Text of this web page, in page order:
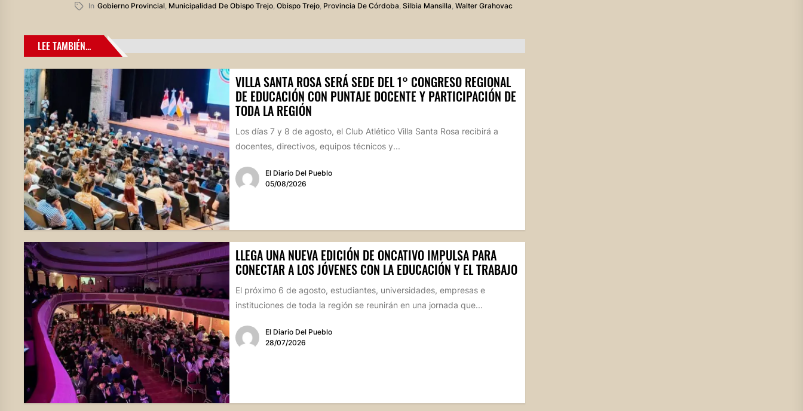
In Gobierno Provincial, Municipalidad De Obispo Trejo, Obispo Trejo, Provincia De Córdoba, Silbia Mansilla, Walter Grahovac
LEE TAMBIÉN...
VILLA SANTA ROSA SERÁ SEDE DEL 1° CONGRESO REGIONAL
DE EDUCACIÓN CON PUNTAJE DOCENTE Y PARTICIPACIÓN DE
TODA LA REGIÓN
Los días 7 y 8 de agosto, el Club Atlético Villa Santa Rosa recibirá a
docentes, directivos, equipos técnicos y...
El Diario Del Pueblo
05/08/2026
LLEGA UNA NUEVA EDICIÓN DE ONCATIVO IMPULSA PARA
CONECTAR A LOS JÓVENES CON LA EDUCACIÓN Y EL TRABAJO
El próximo 6 de agosto, estudiantes, universidades, empresas e
instituciones de toda la región se reunirán en una jornada que...
El Diario Del Pueblo
28/07/2026